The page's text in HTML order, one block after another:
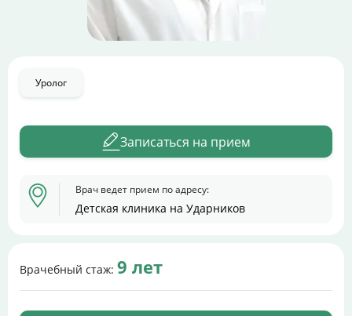
Уролог
Записаться на прием
Врач ведет прием по адресу:
Детская клиника на Ударников
Врачебный стаж: 9 лет
+7 (812) 435-55-55